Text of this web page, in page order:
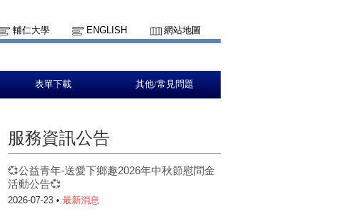
輔仁大學 ENGLISH 網站地圖
表單下載 其他/常見問題
服務資訊公告
💞公益青年-送愛下鄉趣2026年中秋節慰問金
活動公告💞
2026-07-23 • 最新消息